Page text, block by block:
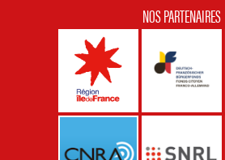
NOS PARTENAIRES